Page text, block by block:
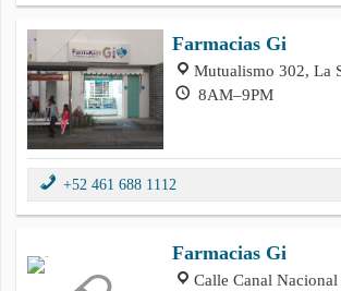
Farmacias Gi
Mutualismo 302, La
8AM–9PM
+52 461 688 1112
Farmacias Gi
Calle Canal Nacional